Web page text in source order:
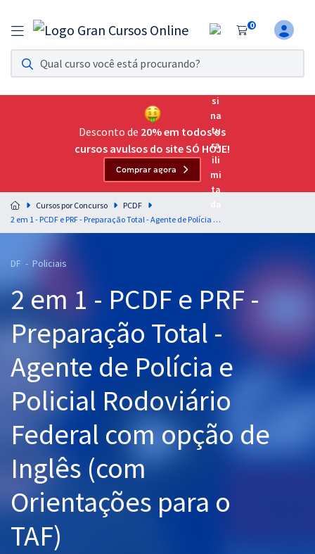
0
Assinatura Ilimitada 11
Acesso a todos os cursos. Teste grátis por 7 dias!
Assinatura OAB Até Passar
Acesso ilimitado a toda preparação para o Exame da
Residências Multiprofissionais
Preparação completa e intensiva para as principais
residências em saúde do Brasil
Cursos 20% OFF
Pós
Graduação
OAB
Mentorias
Questões grátis
Aprovados
Desconto de 20% em todos os
cursos avulsos do site SÓ HOJE!
Comprar agora
Cursos por Concurso
PCDF
2 em 1 - PCDF e PRF - Preparação Total - Agente de Polícia e Policial Rodoviário Federal com opção de Inglês (com Orientações para o TAF)
DF - Policiais
2 em 1 - PCDF e PRF -
Preparação Total -
Agente de Polícia e
Policial Rodoviário
Federal com opção de
Inglês (com
Orientações para o
TAF)